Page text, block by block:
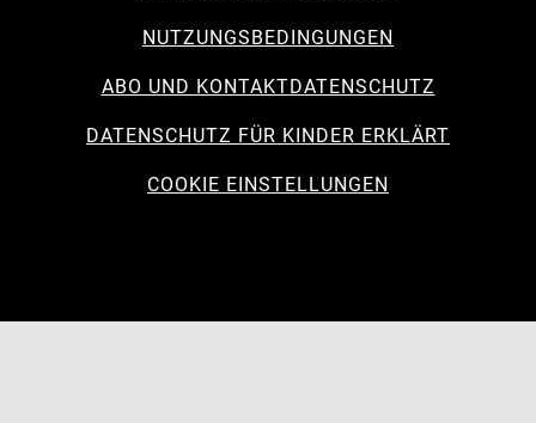
NUTZUNGSBEDINGUNGEN
ABO UND KONTAKTDATENSCHUTZ
DATENSCHUTZ FÜR KINDER ERKLÄRT
COOKIE EINSTELLUNGEN